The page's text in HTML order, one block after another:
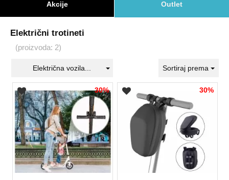
Akcije Outlet
Električni trotineti
(proizvoda: 2)
Električna vozila... Sortiraj prema
30% 30%